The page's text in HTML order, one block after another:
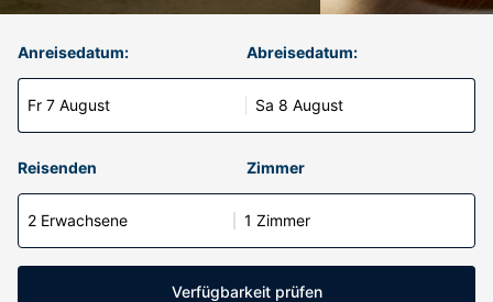
Anreisedatum:
Fr 7 August
Abreisedatum:
Sa 8 August
Reisenden Zimmer
2 Erwachsene 1 Zimmer
Verfügbarkeit prüfen